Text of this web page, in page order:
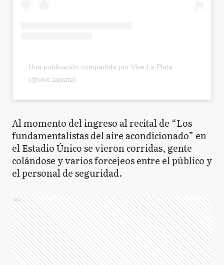
Una publicación compartida por Vive La Plata
(@vive.laplata)
​Al momento del ingreso al recital de “Los
fundamentalistas del aire acondicionado” en
el Estadio Único se vieron corridas, gente
colándose y varios forcejeos entre el público y
el personal de seguridad.
Ads